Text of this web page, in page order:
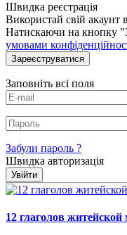
Швидка реєстрація
Використай свій акаунт
Натискаючи на кнопку
умовами
Зареєструватися
Заповніть всі поля
Забули пароль ?
Швидка авторизація
Увійти
12 глаголов